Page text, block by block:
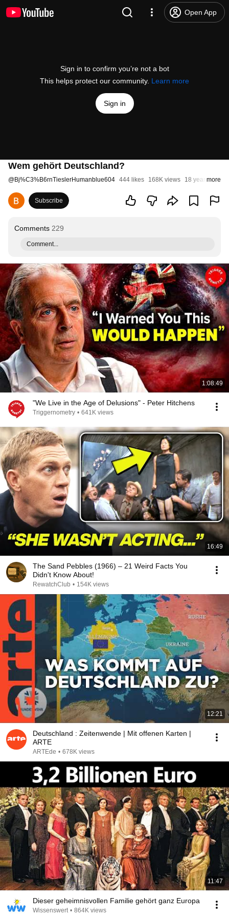
Open App
Sign in to confirm you’re not a bot
This helps protect our community. Learn more
Sign in
Wem gehört Deutschland?
@Bj%C3%B6rnTieslerHumanblue604 444 likes 168K views 18 years ago
more
Subscribe
Comments 229
Comment...
1:08:49
"We Live in the Age of Delusions" - Peter Hitchens
Triggernometry • 641K views
16:49
The Sand Pebbles (1966) – 21 Weird Facts You
Didn't Know About!
RewatchClub • 154K views
12:21
Deutschland : Zeitenwende | Mit offenen Karten |
ARTE
ARTEde • 678K views
11:47
Dieser geheimnisvollen Familie gehört ganz Europa
Wissenswert • 864K views